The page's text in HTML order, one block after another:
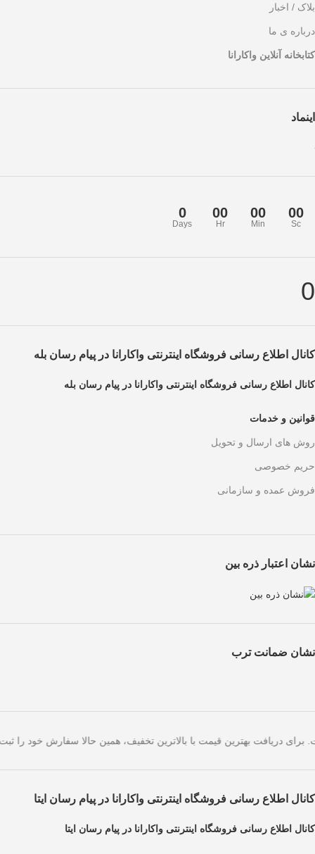
بلاک / اخبار
درباره ی ما
کتابخانه آنلاین واکارانا
اینماد
0
Days
00
Hr
00
Min
00
Sc
0
کانال اطلاع رسانی فروشگاه اینترنتی واکارانا در پیام رسان بله
کانال اطلاع رسانی فروشگاه اینترنتی واکارانا در پیام رسان بله
قوانین و خدمات
روش های ارسال و تحویل
حریم خصوصی
فروش عمده و سازمانی
نشان اعتبار ذره بین
نشان ضمانت ترب
امروز است. برای دریافت بهترین قیمت با بالاترین تخفیف، همین
کانال اطلاع رسانی فروشگاه اینترنتی واکارانا در پیام رسان ایتا
کانال اطلاع رسانی فروشگاه اینترنتی واکارانا در پیام رسان ایتا